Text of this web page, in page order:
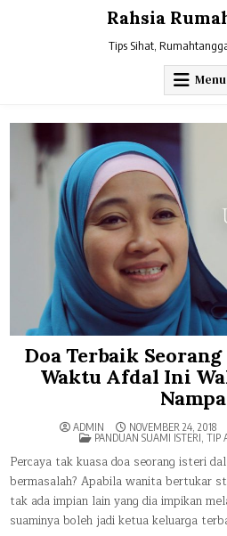
Rahsia
Tips Sihat,
Menu
Doa Terbaik
Waktu Afdal Ini
ADMIN NOVEMBER 24, 2018
POSTED
PANDUAN SUAMI ISTERI, TIP
Percaya tak kuasa doa seorang isteri
bermasalah? Apabila wanita bertukar
tak ada impian lain yang dia impikan
suaminya boleh jadi ketua keluarga